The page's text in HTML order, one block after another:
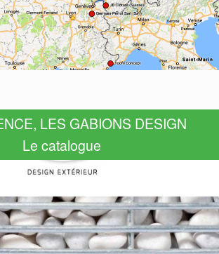
LES GABIONS DESIGN
Le catalogue